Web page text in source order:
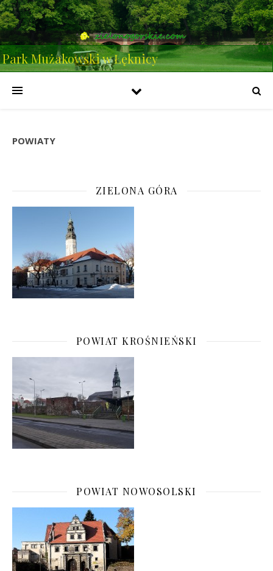
Park Mużakowski w Łęknicy
POWIATY
ZIELONA GÓRA
POWIAT KROŚNIEŃSKI
POWIAT NOWOSOLSKI